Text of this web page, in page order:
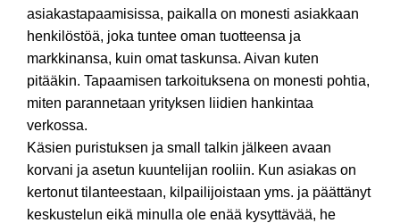
asiakastapaamisissa, paikalla on monesti asiakkaan
henkilöstöä, joka tuntee oman tuotteensa ja
markkinansa, kuin omat taskunsa. Aivan kuten
pitääkin. Tapaamisen tarkoituksena on monesti pohtia,
miten parannetaan yrityksen liidien hankintaa
verkossa.
Käsien puristuksen ja small talkin jälkeen avaan
korvani ja asetun kuuntelijan rooliin. Kun asiakas on
kertonut tilanteestaan, kilpailijoistaan yms. ja päättänyt
keskustelun eikä minulla ole enää kysyttävää, he